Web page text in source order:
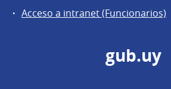
Acceso a intranet (Funcionarios)
gub.uy